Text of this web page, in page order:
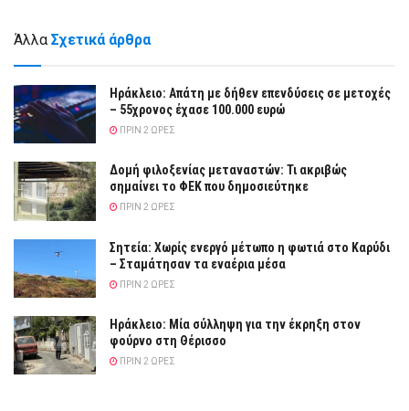
Άλλα Σχετικά άρθρα
Ηράκλειο: Απάτη με δήθεν επενδύσεις σε μετοχές
– 55χρονος έχασε 100.000 ευρώ
ΠΡΙΝ 2 ΏΡΕΣ
Δομή φιλοξενίας μεταναστών: Τι ακριβώς
σημαίνει το ΦΕΚ που δημοσιεύτηκε
ΠΡΙΝ 2 ΏΡΕΣ
Σητεία: Χωρίς ενεργό μέτωπο η φωτιά στο Καρύδι
– Σταμάτησαν τα εναέρια μέσα
ΠΡΙΝ 2 ΏΡΕΣ
Ηράκλειο: Μία σύλληψη για την έκρηξη στον
φούρνο στη Θέρισσο
ΠΡΙΝ 2 ΏΡΕΣ